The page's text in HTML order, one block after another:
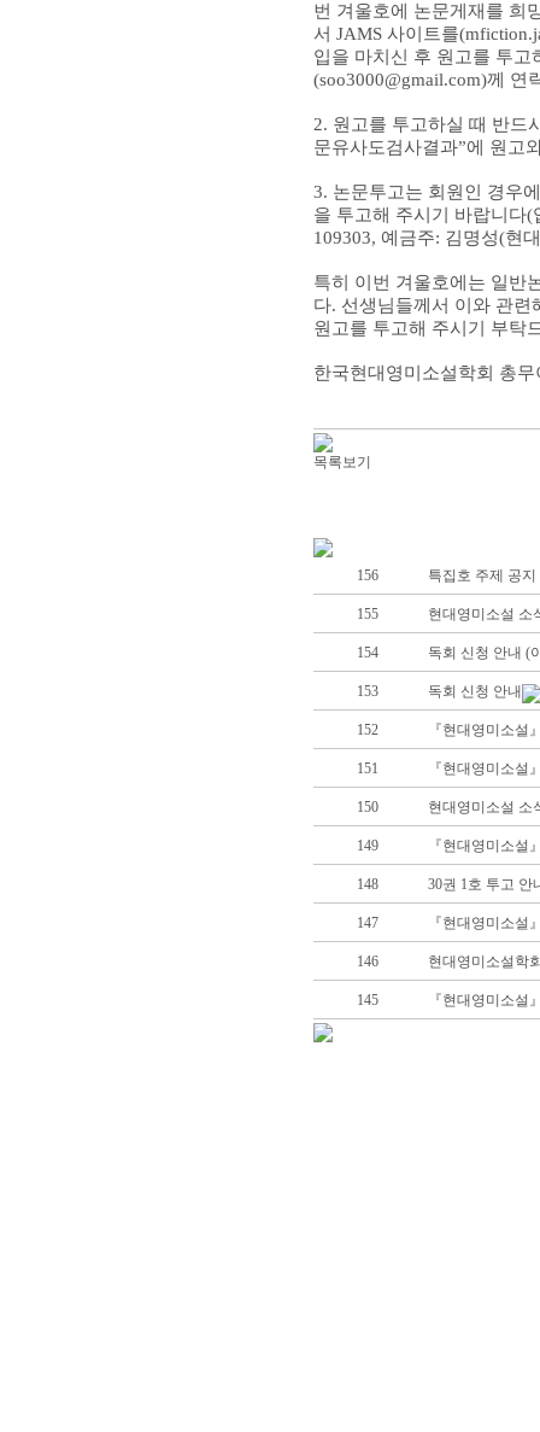
번 겨울호에 논문게재를 희
서 JAMS 사이트를
입을 마치신 후 원고를 투고
(soo3000@gmail.com)께 연
2. 원고를 투고하실 때 반드
문유사도검사결과”에 원고
3. 논문투고는 회원인 경우
을 투고해 주시기 바랍니다(
109303, 예금주: 김명성(현
특히 이번 겨울호에는 일반
다. 선생님들께서 이와 관련
원고를 투고해 주시기 부탁
한국현대영미소설학회 총무
목록보기
156 특집호 주제 공
155 현대영미소설 소
154 독회 신청 안내 (
153 독회 신청 안내
152 『현대영미소설
151 『현대영미소설
150 현대영미소설 소
149 『현대영미소설
148 30권 1호 투고 안
147 『현대영미소설
146 현대영미소설학
145 『현대영미소설